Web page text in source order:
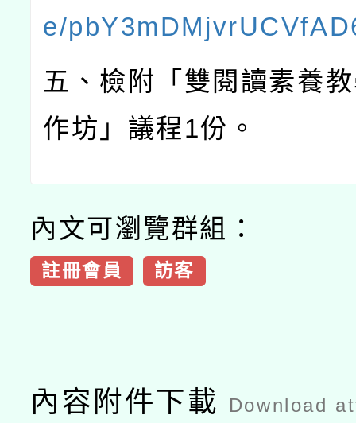
e/
五、檢附「雙閱讀素養
作坊」議程1份。
內文可瀏覽群組：
註冊會員 訪客
內容附件下載 Download